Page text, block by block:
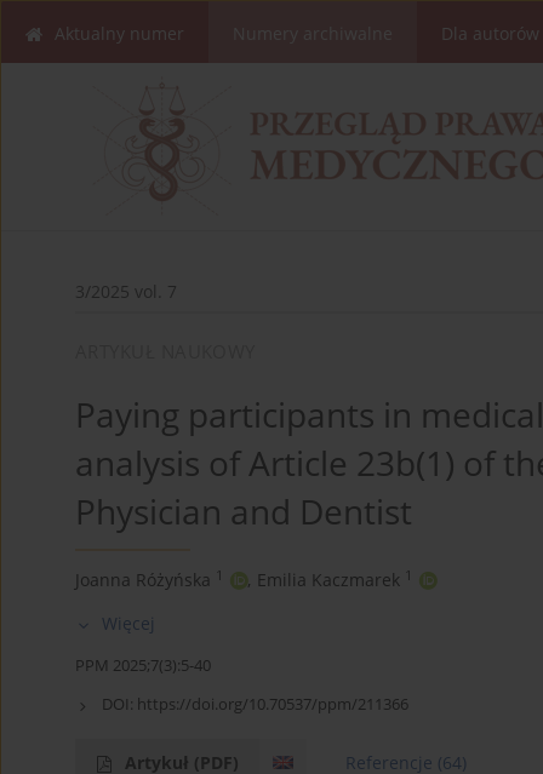
Aktualny numer Dla autorów
3/2025 vol. 7
Paying participants in
analysis of Article 23b(1) of
Physician and Dentist
Joanna Różyńska 1 , Emilia Kaczmarek 1
Więcej
PPM 2025;7(3):5-40
DOI: https://doi.org/10.70537/ppm/211366
Artykuł (PDF) Referencje (64)